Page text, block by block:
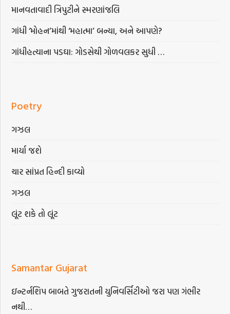
માનવતાવાદી ત્રિપુટીને સ્મરણાંજલિ
ગાંધી ‘મોહન’માંથી ‘મહાત્મા’ બન્યા, અને આપણે?
ગાંધીહત્યાના પડઘા: ગોડસેથી ગોળવલકર સુધી …
Poetry
ગઝલ
માર્યા જશે
ચાર સાંપ્રત હિન્દી કાવ્યો
ગઝલ
લૂંટ શકે તો લૂંટ
Samantar Gujarat
ઇન્ટર્નશિપ બાબતે ગુજરાતની યુનિવર્સિટીઓ જરા પણ ગંભીર
નથી…